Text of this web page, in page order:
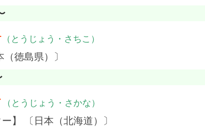
（とうじょう・さちこ）
（徳島県）〕
（とうじょう・さかな）
】 〔日本（北海道）〕